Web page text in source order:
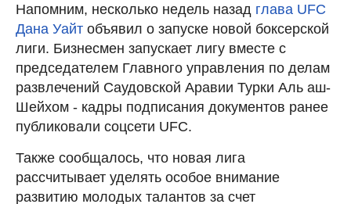
Напомним, несколько недель назад глава UFC
Дана Уайт объявил о запуске новой боксерской
лиги. Бизнесмен запускает лигу вместе с
председателем Главного управления по делам
развлечений Саудовской Аравии Турки Аль аш-
Шейхом - кадры подписания документов ранее
публиковали соцсети UFC.
Также сообщалось, что новая лига
рассчитывает уделять особое внимание
развитию молодых талантов за счет